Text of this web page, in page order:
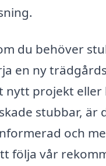
du behöver
en ny
nytt projekt eller
stubbar, är
och
följa vår